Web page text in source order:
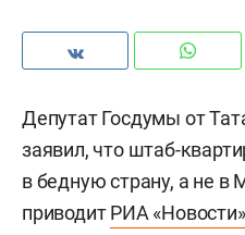
Депутат Госдумы от
заявил, что штаб-
в бедную страну, а не в
приводитРИА